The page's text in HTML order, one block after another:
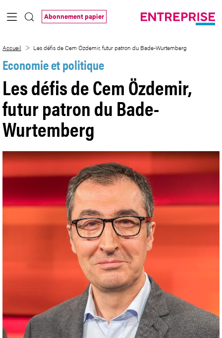
Saut au contenu principal
Abonnement papier
Accueil Les défis de Cem Özdemir, futur patron du Bade-Wurtemberg
Economie et politique
Les défis de Cem Özdemir,
futur patron du Bade-
Wurtemberg